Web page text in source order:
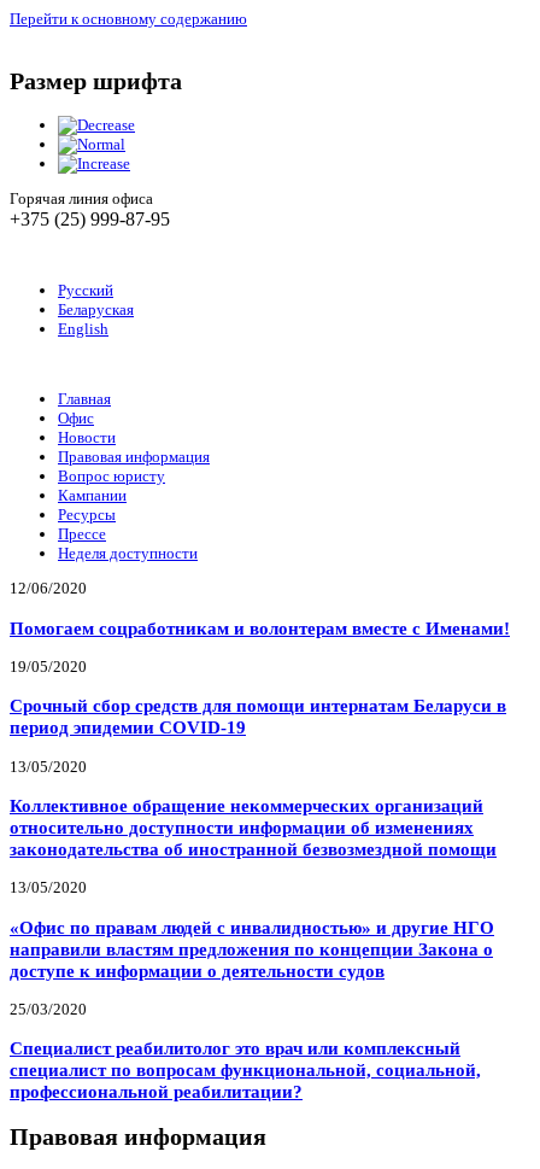
Перейти к основному содержанию
Размер шрифта
Горячая линия офиса
+375 (25) 999-87-95
Русский
Беларуская
English
Главная
Офис
Новости
Правовая информация
Вопрос юристу
Кампании
Ресурсы
Прессе
Неделя доступности
12/06/2020
Помогаем соцработникам и волонтерам вместе с Именами!
19/05/2020
Срочный сбор средств для помощи интернатам Беларуси в
период эпидемии COVID-19
13/05/2020
Коллективное обращение некоммерческих организаций
относительно доступности информации об изменениях
законодательства об иностранной безвозмездной помощи
13/05/2020
«Офис по правам людей с инвалидностью» и другие НГО
направили властям предложения по концепции Закона о
доступе к информации о деятельности судов
25/03/2020
Специалист реабилитолог это врач или комплексный
специалист по вопросам функциональной, социальной,
профессиональной реабилитации?
Правовая информация